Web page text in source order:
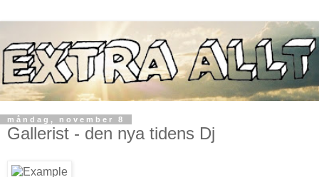
måndag, november 8
Gallerist - den nya tidens Dj